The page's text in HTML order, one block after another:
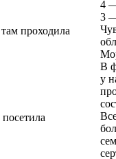
проходила
4
3
В
у